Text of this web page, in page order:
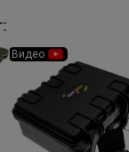
Видео